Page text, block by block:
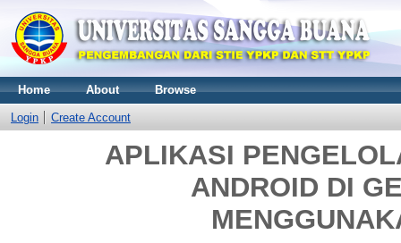
Home About Browse
Login Create Account
APLIKASI
ANDROID DI